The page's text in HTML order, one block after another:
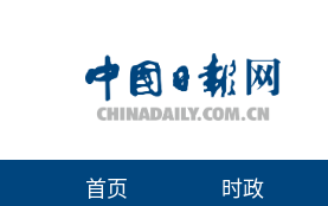
首页 时政